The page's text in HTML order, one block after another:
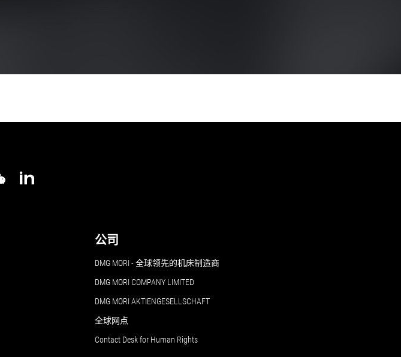
公司
DMG MORI - 全球领先的机床制造商
DMG MORI COMPANY LIMITED
DMG MORI AKTIENGESELLSCHAFT
全球网点
Contact Desk for Human Rights